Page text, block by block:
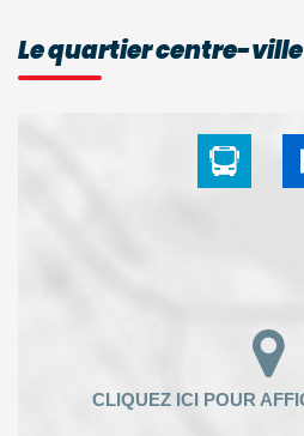
Le quartier centre-ville